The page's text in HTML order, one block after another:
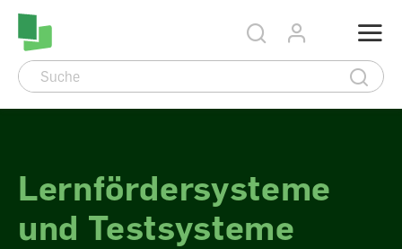
Accesskey Navigation
Seitenanfang
Direkt
Hauptnavigation
Direkt
zum
Hauptinhalt
Direkt
zum
Direkt
Lernfördersysteme
und Testsysteme